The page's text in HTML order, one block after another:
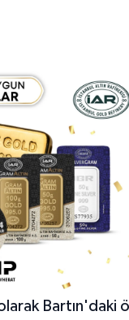
Bartın'daki